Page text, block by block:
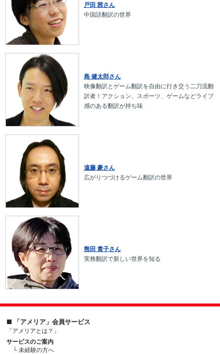
戸田 茜さん
中国語翻訳の世界
島 健太郎さん
映像翻訳とゲーム翻訳を自由に行き交う二刀流翻
訳者！アクション、スポーツ、ゲームなどライブ
感のある翻訳が持ち味
遠藤 豪さん
広がりつづけるゲーム翻訳の世界
熊田 貴子さん
実務翻訳で新しい世界を知る
■ 「アメリア」会員サービス
「アメリアとは？」
サービスのご案内
└ 未経験の方へ